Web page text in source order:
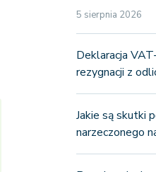
5 sierpnia 2026
Deklaracja
rezygnacji z
Jakie są skutki
narzeczonego